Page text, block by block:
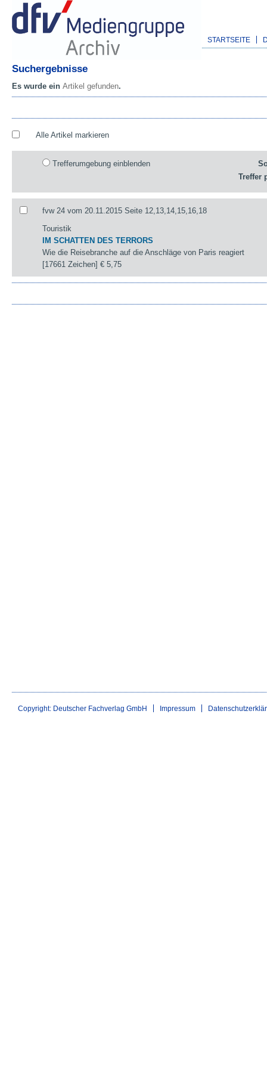
STARTSEITE
Suchergebnisse
Es wurde ein Artikel gefunden.
Alle Artikel markieren
Trefferumgebung einblenden
Treffer
fvw 24 vom 20.11.2015 Seite 12,13,14,15,16,18
Touristik
IM SCHATTEN DES TERRORS
Wie die Reisebranche auf die Anschläge von Paris reagiert
[17661 Zeichen]€ 5,75
Copyright: Deutscher Fachverlag GmbH Impressum